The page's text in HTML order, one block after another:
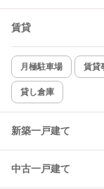
新着のみ
該当件数:
賃貸
月極駐車場 賃貸
貸し倉庫
新築一戸建て
中古一戸建て